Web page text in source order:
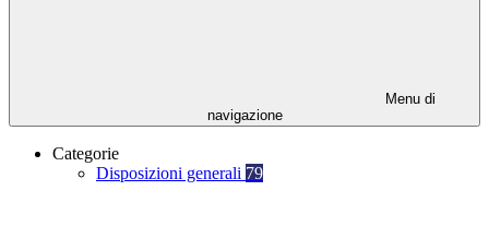
Menu di
navigazione
Categorie
Disposizioni generali 79